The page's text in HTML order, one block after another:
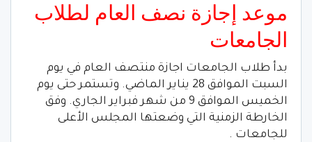
موعد إجازة نصف العام لطلاب
الجامعات
بدأ طلاب الجامعات اجازة منتصف العام في يوم
السبت الموافق 28 يناير الماضي. وتستمر حتى يوم
الخميس الموافق 9 من شهر فبراير الجاري. وفق
الخارطة الزمنية التي وضعتها المجلس الأعلى
للجامعات .